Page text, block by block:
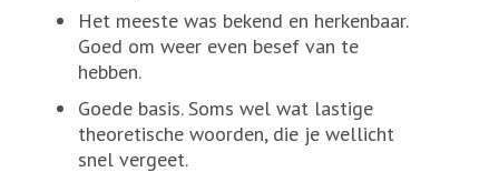
Het meeste was bekend en herkenbaar.
Goed om weer even besef van te
hebben.
Goede basis. Soms wel wat lastige
theoretische woorden, die je wellicht
snel vergeet.